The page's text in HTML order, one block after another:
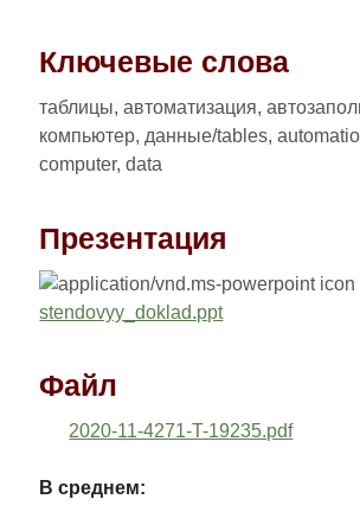
Ключевые слова
таблицы, автоматизация,
компьютер, данные/tables,
computer, data
Презентация
stendovyy_doklad.ppt
Файл
2020-11-4271-T-19235.pdf
В среднем: